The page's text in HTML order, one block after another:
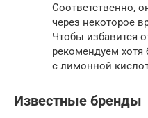
Соответственно,
через некоторое
Чтобы избавится
рекомендуем
с лимонной
Известные бренды